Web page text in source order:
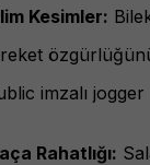
Kesimler:
imzalı
Rahatlığı: